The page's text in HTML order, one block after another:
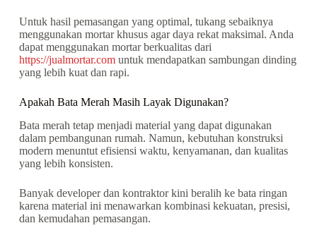
Untuk hasil pemasangan yang optimal, tukang sebaiknya
menggunakan mortar khusus agar daya rekat maksimal. Anda
dapat menggunakan mortar berkualitas dari
https://jualmortar.comuntuk mendapatkan sambungan dinding
yang lebih kuat dan rapi.
Apakah Bata Merah Masih Layak Digunakan?
Bata merah tetap menjadi material yang dapat digunakan
dalam pembangunan rumah. Namun, kebutuhan konstruksi
modern menuntut efisiensi waktu, kenyamanan, dan kualitas
yang lebih konsisten.
Banyak developer dan kontraktor kini beralih ke bata ringan
karena material ini menawarkan kombinasi kekuatan, presisi,
dan kemudahan pemasangan.